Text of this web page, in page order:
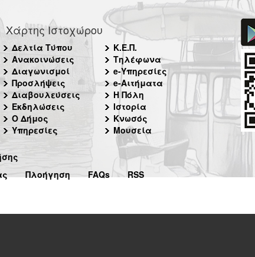
Χάρτης Ιστοχώρου
Δελτία Τύπου
Ανακοινώσεις
Διαγωνισμοί
Προσλήψεις
Διαβουλεύσεις
Εκδηλώσεις
Ο Δήμος
Υπηρεσίες
Κ.Ε.Π.
Τηλέφωνα
e-Υπηρεσίες
e-Αιτήματα
Η Πόλη
Ιστορία
Κνωσός
Μουσεία
Πλοήγηση FAQs RSS